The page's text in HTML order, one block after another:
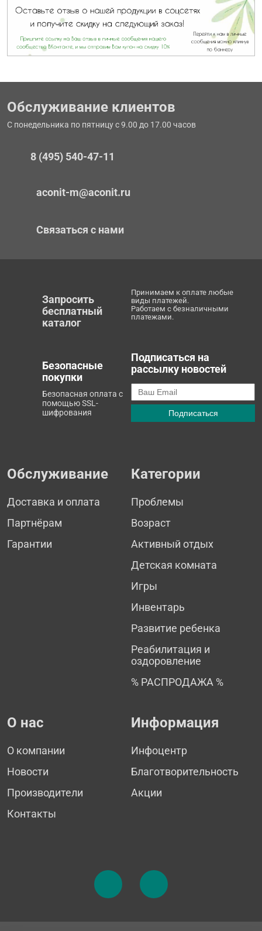
Обслуживание клиентов
С понедельника по пятницу с 9.00 до 17.00 часов
8 (495) 540-47-11
aconit-m@aconit.ru
Связаться с нами
Запросить
бесплатный
каталог
Принимаем к оплате любые
виды платежей.
Работаем с безналичными
платежами.
Безопасные
покупки
Безопасная оплата с
помощью SSL-
шифрования
Подписаться на
рассылку новостей
Обслуживание
Доставка и оплата
Партнёрам
Гарантии
Категории
Проблемы
Возраст
Активный отдых
Детская комната
Игры
Инвентарь
Развитие ребенка
Реабилитация и
оздоровление
% РАСПРОДАЖА %
О нас
О компании
Новости
Производители
Контакты
Информация
Инфоцентр
Благотворительность
Акции